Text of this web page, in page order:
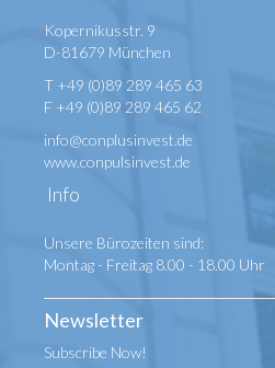
Kopernikusstr. 9
D-81679 München
T +49 (0)89 289 465 63
F +49 (0)89 289 465 62
info@conplusinvest.de
www.conpulsinvest.de
Info
Unsere Bürozeiten sind:
Montag - Freitag 8.00 - 18.00 Uhr
Newsletter
Subscribe Now!